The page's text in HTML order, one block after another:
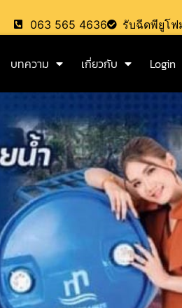
063 565 4636 รับฉีดพียูโฟ
บทความ เกี่ยวกับ Login